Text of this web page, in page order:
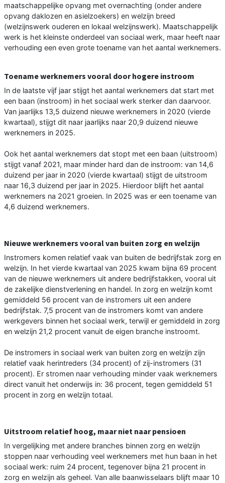
maatschappelijke opvang met overnachting (onder andere
opvang daklozen en asielzoekers) en welzijn breed
(welzijnswerk ouderen en lokaal welzijnswerk). Maatschappelijk
werk is het kleinste onderdeel van sociaal werk, maar heeft naar
verhouding een even grote toename van het aantal werknemers.
Toename werknemers vooral door hogere instroom
In de laatste vijf jaar stijgt het aantal werknemers dat start met
een baan (instroom) in het sociaal werk sterker dan daarvoor.
Van jaarlijks 13,5 duizend nieuwe werknemers in 2020 (vierde
kwartaal), stijgt dit naar jaarlijks naar 20,9 duizend nieuwe
werknemers in 2025.
Ook het aantal werknemers dat stopt met een baan (uitstroom)
stijgt vanaf 2021, maar minder hard dan de instroom: van 14,6
duizend per jaar in 2020 (vierde kwartaal) stijgt de uitstroom
naar 16,3 duizend per jaar in 2025. Hierdoor blijft het aantal
werknemers na 2021 groeien. In 2025 was er een toename van
4,6 duizend werknemers.
Nieuwe werknemers vooral van buiten zorg en welzijn
Instromers komen relatief vaak van buiten de bedrijfstak zorg en
welzijn. In het vierde kwartaal van 2025 kwam bijna 69 procent
van de nieuwe werknemers uit andere bedrijfstakken, vooral uit
de zakelijke dienstverlening en handel. In zorg en welzijn komt
gemiddeld 56 procent van de instromers uit een andere
bedrijfstak. 7,5 procent van de instromers komt van andere
werkgevers binnen het sociaal werk, terwijl er gemiddeld in zorg
en welzijn 21,2 procent vanuit de eigen branche instroomt.
De instromers in sociaal werk van buiten zorg en welzijn zijn
relatief vaak herintreders (34 procent) of zij-instromers (31
procent). Er stromen naar verhouding minder vaak werknemers
direct vanuit het onderwijs in: 36 procent, tegen gemiddeld 51
procent in zorg en welzijn totaal.
Uitstroom relatief hoog, maar niet naar pensioen
In vergelijking met andere branches binnen zorg en welzijn
stoppen naar verhouding veel werknemers met hun baan in het
sociaal werk: ruim 24 procent, tegenover bijna 21 procent in
zorg en welzijn als geheel. Van alle baanwisselaars blijft maar 10